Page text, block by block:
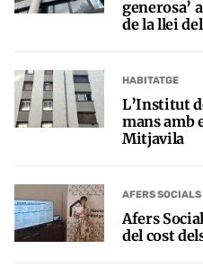
generosa’
de la llei
HABITATGE
L’Institut
mans amb
Mitjavila
AFERS SOCIALS
Afers
del cost